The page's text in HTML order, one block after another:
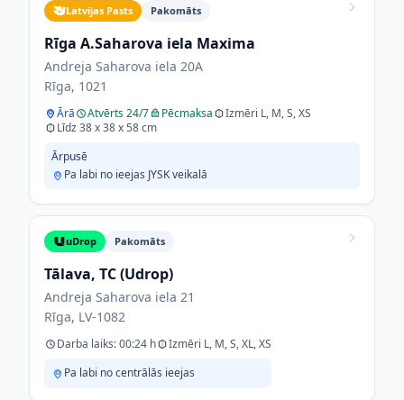
Latvijas Pasts Pakomāts
Rīga A.Saharova iela Maxima
Andreja Saharova iela 20A
Rīga, 1021
Ārā Atvērts 24/7 Pēcmaksa
Izmēri L, M, S, XS
Līdz 38 x 38 x 58 cm
Ārpusē
Pa labi no ieejas JYSK veikalā
uDrop Pakomāts
Tālava, TC (Udrop)
Andreja Saharova iela 21
Rīga, LV-1082
Darba laiks: 00:24 h
Izmēri L, M, S, XL, XS
Pa labi no centrālās ieejas